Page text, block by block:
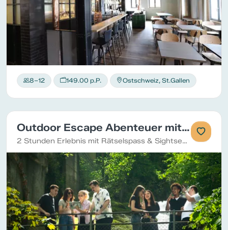
8–12 149.00 p.P. Ostschweiz, St.Gallen
Outdoor Escape Abenteuer mit Apéro
2 Stunden Erlebnis mit Rätselspass & Sightseeing und Apéro in der Escape Bar